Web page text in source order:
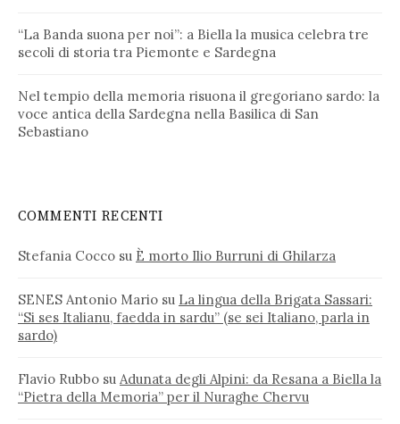
“La Banda suona per noi”: a Biella la musica celebra tre
secoli di storia tra Piemonte e Sardegna
Nel tempio della memoria risuona il gregoriano sardo: la
voce antica della Sardegna nella Basilica di San
Sebastiano
COMMENTI RECENTI
Stefania Cocco su È morto Ilio Burruni di Ghilarza
SENES Antonio Mario su La lingua della Brigata Sassari:
“Si ses Italianu, faedda in sardu” (se sei Italiano, parla in
sardo)
Flavio Rubbo su Adunata degli Alpini: da Resana a Biella la
“Pietra della Memoria” per il Nuraghe Chervu